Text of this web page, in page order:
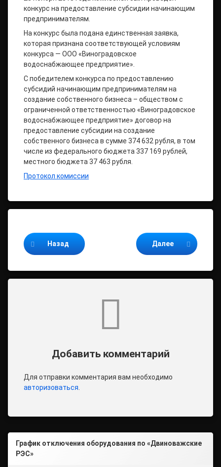
конкурс на предоставление субсидии начинающим
предпринимателям.
На конкурс была подана единственная заявка,
которая признана соответствующей условиям
конкурса — ООО «Виноградовское
водоснабжающее предприятие».
С победителем конкурса по предоставлению
субсидий начинающим предпринимателям на
создание собственного бизнеса – обществом с
ограниченной ответственностью «Виноградовское
водоснабжающее предприятие» договор на
предоставление субсидии на создание
собственного бизнеса в сумме 374 632 рубля, в том
числе из федерального бюджета 337 169 рублей,
местного бюджета 37 463 рубля.
Протокол комиссии
Назад Далее
Добавить комментарий
Для отправки комментария вам необходимо
авторизоваться
График отключения оборудования по «Двиноважские
РЭС»